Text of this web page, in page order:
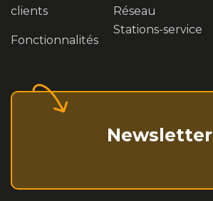
clients
Fonctionnalités
Réseau
Stations-service
Newsletter